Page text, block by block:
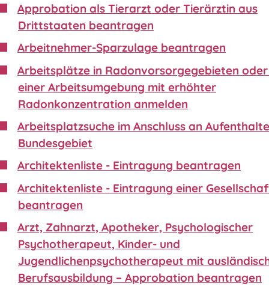
Approbation als Tierarzt oder Tierärztin aus
Drittstaaten beantragen
Arbeitnehmer-Sparzulage beantragen
Arbeitsplätze in Radonvorsorgegebieten
einer Arbeitsumgebung mit erhöhter
Radonkonzentration anmelden
Arbeitsplatzsuche im Anschluss an
Bundesgebiet
Architektenliste - Eintragung beantragen
Architektenliste - Eintragung einer
beantragen
Arzt, Zahnarzt, Apotheker, Psychologischer
Psychotherapeut, Kinder- und
Jugendlichenpsychotherapeut mit
Berufsausbildung – Approbation beantragen